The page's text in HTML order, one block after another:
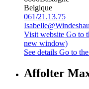
Belgique
061/21.13.75
Visit website Go to
new window)
See details Go to
Affolter